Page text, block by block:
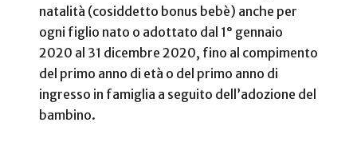
natalità (cosiddetto bonus bebè) anche per
ogni figlio nato o adottato dal 1° gennaio
2020 al 31 dicembre 2020, fino al compimento
del primo anno di età o del primo anno di
ingresso in famiglia a seguito dell’adozione del
bambino.